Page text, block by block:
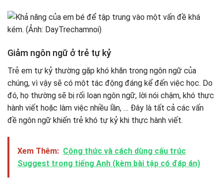
Giảm ngôn ngữ ở trẻ tự kỷ
Trẻ em tự kỷ thường gặp khó khăn trong ngôn ngữ của
chúng, vì vậy sẽ có một tác động đáng kể đến việc học. Do
đó, họ thường sẽ bị rối loạn ngôn ngữ, lời nói chậm, khó thực
hành viết hoặc làm việc nhiều lần, … Đây là tất cả các vấn
đề ngôn ngữ khiến trẻ khó tự kỷ khi thực hành viết.
Xem Thêm: Công thức và cách dùng cấu trúc
Suggest trong tiếng Anh (kèm bài tập có đáp án)